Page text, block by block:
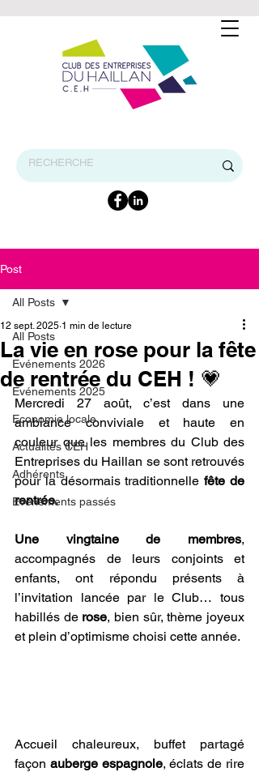
BIENVENUE SUR LE SITE INTERNET DU CEH
Post
All Posts
Evénements 2026
Evénements 2025
Economie locale
Actualités CEH
Adhérents
Evénements passés
All Posts
La vie en rose pour la fête
de rentrée du CEH ! 💗
12 sept. 2025 1 min de lecture
Mercredi 27 août, c’est dans une
ambiance conviviale et haute en
couleur que les membres du Club des
Entreprises du Haillan se sont retrouvés
pour la désormais traditionnelle fête de
rentrée.
Une vingtaine de membres,
accompagnés de leurs conjoints et
enfants, ont répondu présents à
l’invitation lancée par le Club… tous
habillés de rose, bien sûr, thème joyeux
et plein d’optimisme choisi cette année.
Accueil chaleureux, buffet partagé
façon auberge espagnole, éclats de rire